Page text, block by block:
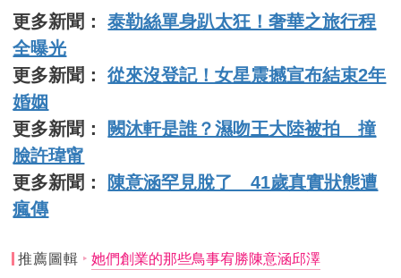
更多新聞：泰勒絲單身趴太狂！奢華之旅行程
全曝光
更多新聞：從來沒登記！女星震撼宣布結束2年
婚姻
更多新聞：
闕沐軒是誰？濕吻王大陸被拍 撞
臉許瑋甯
更多新聞：
陳意涵罕見脫了 41歲真實狀態遭
瘋傳
推薦圖輯 她們創業的那些鳥事宥勝陳意涵邱澤